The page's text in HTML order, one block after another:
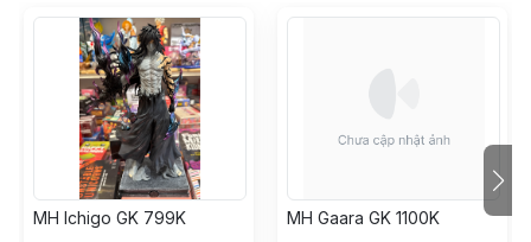
MH Ichigo GK 799K MH Gaara GK 1100K